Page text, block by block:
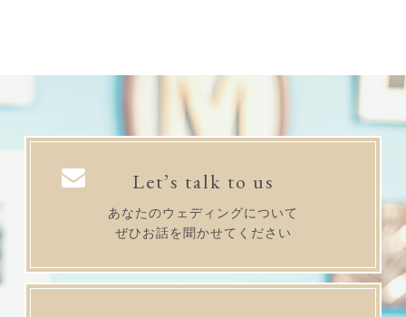
Let’s talk to us
あなたのウェディングについて
ぜひお話を聞かせてください